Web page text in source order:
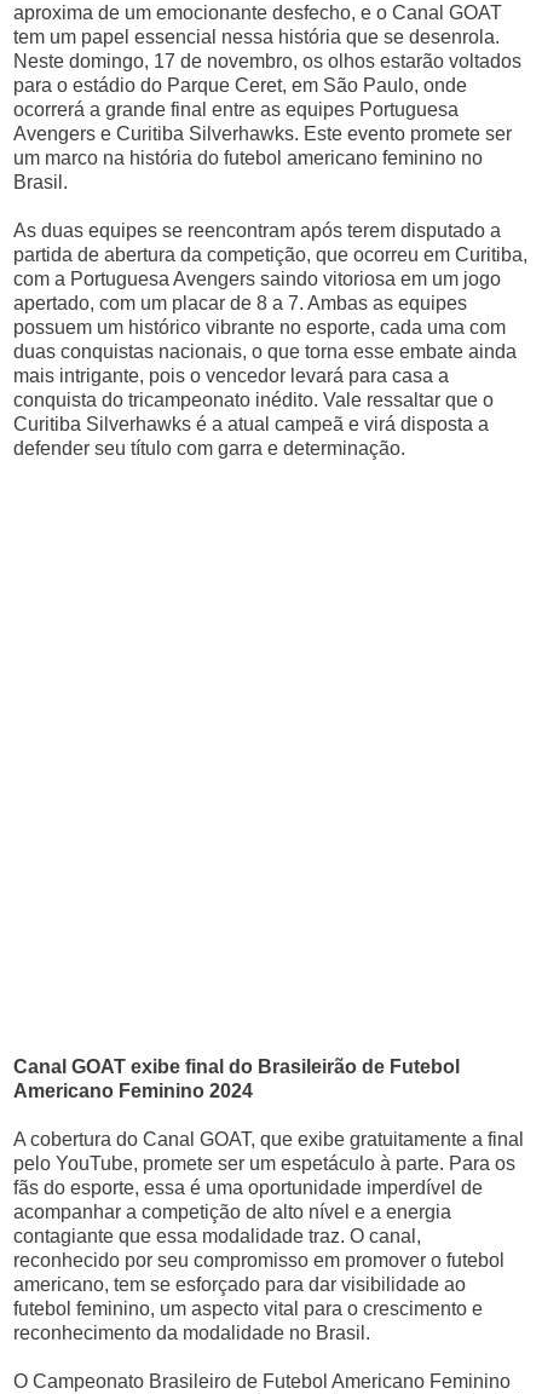
aproxima de um emocionante desfecho, e o Canal GOAT
tem um papel essencial nessa história que se desenrola.
Neste domingo, 17 de novembro, os olhos estarão voltados
para o estádio do Parque Ceret, em São Paulo, onde
ocorrerá a grande final entre as equipes Portuguesa
Avengers e Curitiba Silverhawks. Este evento promete ser
um marco na história do futebol americano feminino no
Brasil.
As duas equipes se reencontram após terem disputado a
partida de abertura da competição, que ocorreu em Curitiba,
com a Portuguesa Avengers saindo vitoriosa em um jogo
apertado, com um placar de 8 a 7. Ambas as equipes
possuem um histórico vibrante no esporte, cada uma com
duas conquistas nacionais, o que torna esse embate ainda
mais intrigante, pois o vencedor levará para casa a
conquista do tricampeonato inédito. Vale ressaltar que o
Curitiba Silverhawks é a atual campeã e virá disposta a
defender seu título com garra e determinação.
Canal GOAT exibe final do Brasileirão de Futebol
Americano Feminino 2024
A cobertura do Canal GOAT, que exibe gratuitamente a final
pelo YouTube, promete ser um espetáculo à parte. Para os
fãs do esporte, essa é uma oportunidade imperdível de
acompanhar a competição de alto nível e a energia
contagiante que essa modalidade traz. O canal,
reconhecido por seu compromisso em promover o futebol
americano, tem se esforçado para dar visibilidade ao
futebol feminino, um aspecto vital para o crescimento e
reconhecimento da modalidade no Brasil.
O Campeonato Brasileiro de Futebol Americano Feminino